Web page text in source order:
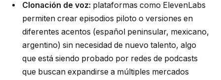
Clonación de voz: plataformas como ElevenLabs
permiten crear episodios piloto o versiones en
diferentes acentos (español peninsular, mexicano,
argentino) sin necesidad de nuevo talento, algo
que está siendo probado por redes de podcasts
que buscan expandirse a múltiples mercados